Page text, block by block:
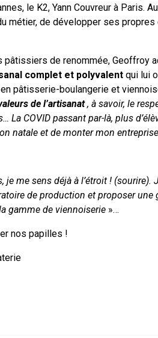
le K2, Yann Couvreur à Paris.
métier, de développer ses propres
de renommée, Geoffroy
complet et polyvalent qui lui
pâtisserie-boulangerie et
de l’artisanat, à savoir, le
La COVID passant par-là, plus
natale et de monter mon entreprise
je me sens déjà à l’étroit ! (sourire).
de production et proposer une
gamme de viennoiserie »…
nos papilles !